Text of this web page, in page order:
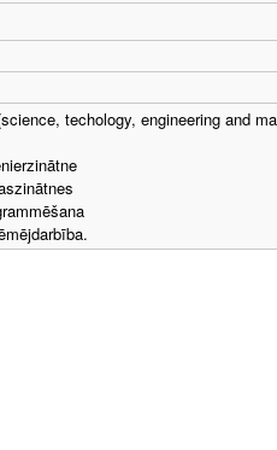
techology, engineering and